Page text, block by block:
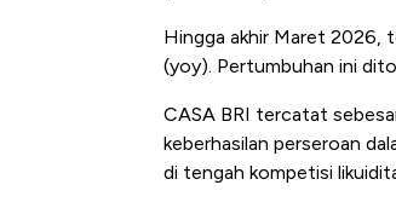
Hingga akhir Maret 2026,
(yoy). Pertumbuhan ini
CASA BRI tercatat
keberhasilan perseroan
di tengah kompetisi